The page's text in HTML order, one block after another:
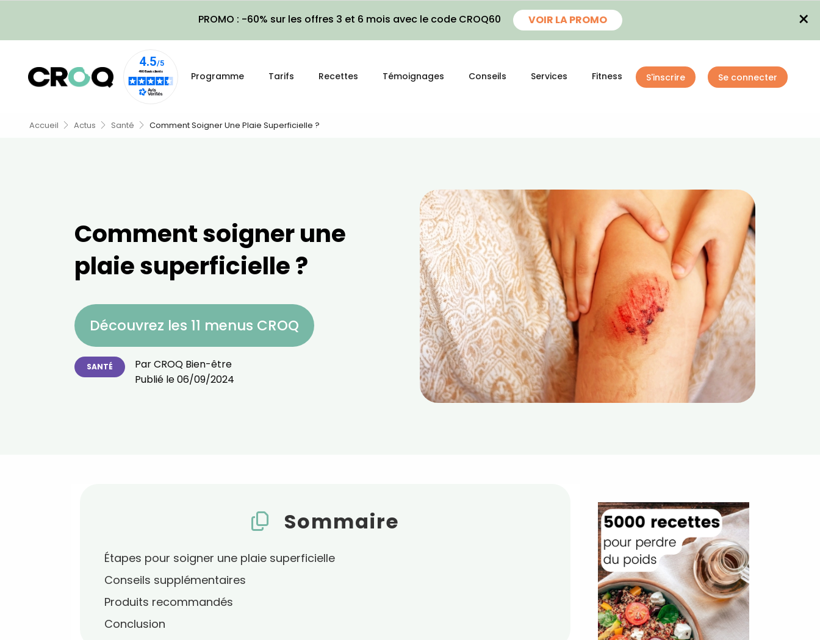
PROMO : -60% sur les offres 3 et 6 mois avec le code CROQ60 VOIR LA PROMO ×
Programme Tarifs Recettes Témoignages Conseils Services Fitness S'inscrire Se connecter
Accueil Actus Santé Comment Soigner Une Plaie Superficielle ?
Comment soigner une
plaie superficielle ?
Découvrez les 11 menus CROQ
SANTÉ ParCROQ Bien-être
Publié le06/09/2024
Sommaire
Étapes pour soigner une plaie superficielle
Conseils supplémentaires
Produits recommandés
Conclusion